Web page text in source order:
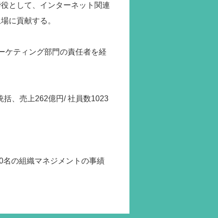
として、インターネット関連
に貢献する。
ケティング部門の責任者を経
、売上262億円/ 社員数1023
の組織マネジメントの事績